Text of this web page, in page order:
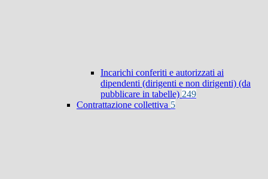
Incarichi conferiti e autorizzati ai
dipendenti (dirigenti e non dirigenti) (da
pubblicare in tabelle) 249
Contrattazione collettiva 5